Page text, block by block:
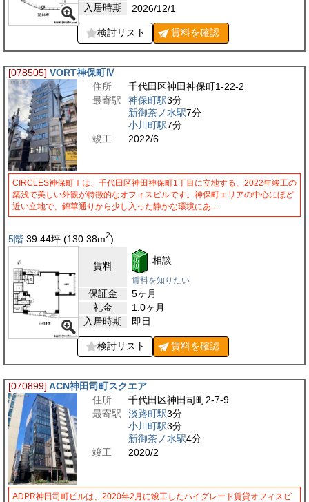
入居時期
2026/12/1
検討リスト 賃料を確認
[078505] VORT神保町Ⅳ
住所
千代田区神田神保町1-22-2
最寄駅
神保町駅3分
新御茶ノ水駅7分
小川町駅7分
竣工
2022/6
CIRCLES神保町Ⅰは、千代田区神田神保町1丁目に立地する、2022年竣工の
築浅で美しい外観が特徴的なオフィスビルです。神保町エリアの中心にほど
近い立地で、錦華通りから少し入った静かな環境にあ…
5階 39.44坪 (130.38m2)
賃料 相談
賃料を知りたい
保証金
5ヶ月
礼金
1.0ヶ月
入居時期
即日
検討リスト 賃料を確認
[070899] ACN神田司町スクエア
住所
千代田区神田司町2-7-9
最寄駅
淡路町駅3分
小川町駅3分
新御茶ノ水駅4分
竣工
2020/2
ADPR神田司町ビルは、2020年2月に竣工したハイグレード賃貸オフィスビ